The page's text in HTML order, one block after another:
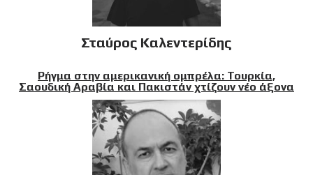
Σταύρος Καλεντερίδης
Ρήγμα στην αμερικανική ομπρέλα: Τουρκία,
Σαουδική Αραβία και Πακιστάν χτίζουν νέο άξονα